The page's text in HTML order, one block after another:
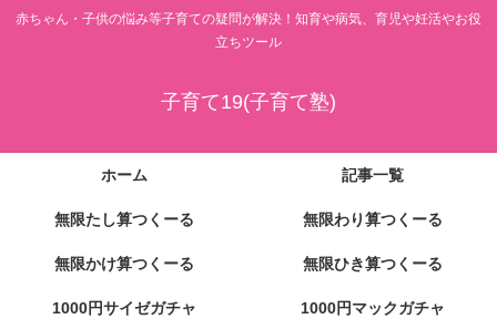
赤ちゃん・子供の悩み等子育ての疑問が解決！知育や病気、育児や妊活やお役
立ちツール
子育て19(子育て塾)
ホーム 記事一覧
無限たし算つくーる 無限わり算つくーる
無限かけ算つくーる 無限ひき算つくーる
1000円サイゼガチャ 1000円マックガチャ